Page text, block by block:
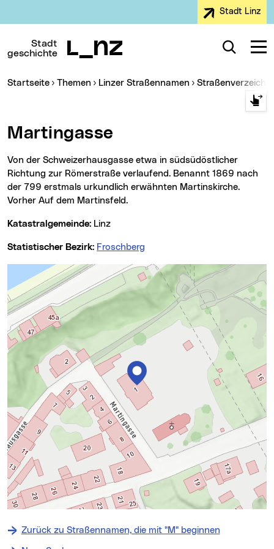
Stadt Linz
Stadt
geschichte
Suche
Sie sind hier:
Startseite Themen Linzer Straßennamen
Martingasse
Von der Schweizerhausgasse etwa in südsüdöstlicher
Richtung zur Römerstraße verlaufend. Benannt 1869 nach
der 799 erstmals urkundlich erwähnten Martinskirche.
Vorher Auf dem Martinsfeld.
Katastralgemeinde: Linz
Statistischer Bezirk: Froschberg
Karte überspringen
⇧ Zurück zu Straßennamen, die mit "M" beginnen